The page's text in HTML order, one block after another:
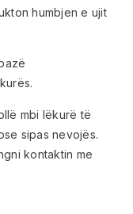
humbjen e ujit
mbi lëkurë të
sipas nevojës.
kontaktin me